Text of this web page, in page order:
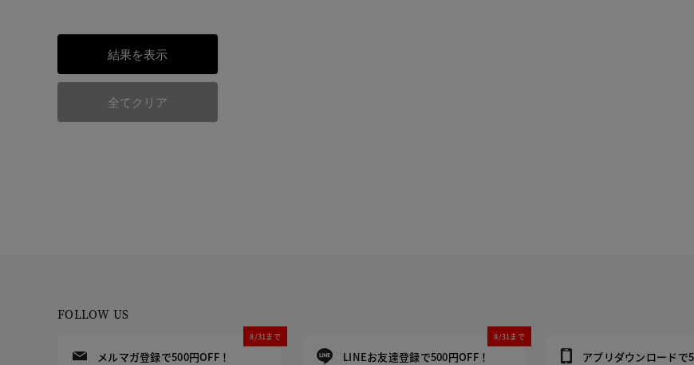
結果を表示
全てクリア
FOLLOW US
メルマガ登録で500円OFF！
8/31まで
LINEお友達登録で500円OFF！
8/31まで
アプリダウンロードで